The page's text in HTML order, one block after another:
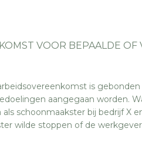
VOOR BEPAALDE OF
is gebonden
aangegaan worden.
schoonmaakster bij bedrijf X
wilde stoppen of de